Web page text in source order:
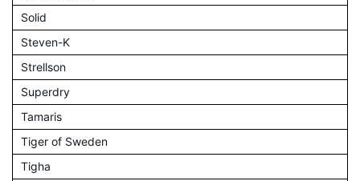
Solid
Steven-K
Strellson
Superdry
Tamaris
Tiger of Sweden
Tigha